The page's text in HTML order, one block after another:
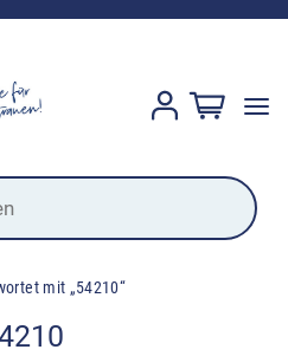
mit „54210“